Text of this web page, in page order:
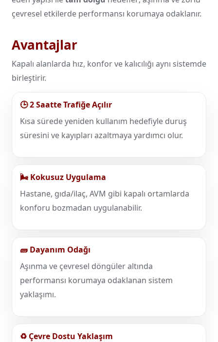
çevresel etkilerde performansı korumaya odaklanır.
Avantajlar
Kapalı alanlarda hız, konfor ve kalıcılığı aynı sistemde
birleştirir.
🕒 2 Saatte Trafiğe Açılır
Kısa sürede yeniden kullanım hedefiyle duruş
süresini ve kayıpları azaltmaya yardımcı olur.
🌬️ Kokusuz Uygulama
Hastane, gıda/ilaç, AVM gibi kapalı ortamlarda
konforu bozmadan uygulanabilir.
🧱 Dayanım Odağı
Aşınma ve çevresel döngüler altında
performansı korumaya odaklanan sistem
yaklaşımı.
♻️ Çevre Dostu Yaklaşım